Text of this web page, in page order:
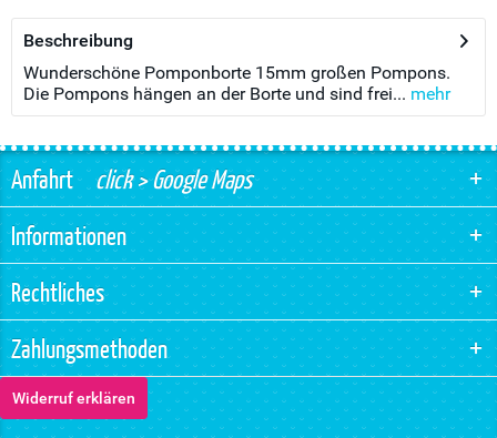
Beschreibung
Wunderschöne Pomponborte 15mm großen Pompons.
Die Pompons hängen an der Borte und sind frei... mehr
Anfahrtclick > Google Maps
Informationen
Rechtliches
Zahlungsmethoden
Widerruf erklären